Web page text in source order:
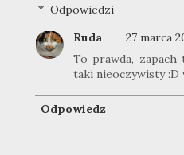
Odpowiedzi
Ruda
27 marca
To prawda,
taki nieoczywisty :D
Odpowiedz